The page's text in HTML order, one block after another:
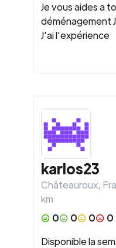
Je vous aides a
déménagement
J'ai l'expérience
karlos23
Châteauroux,
km
0
0 0
0
Disponible la